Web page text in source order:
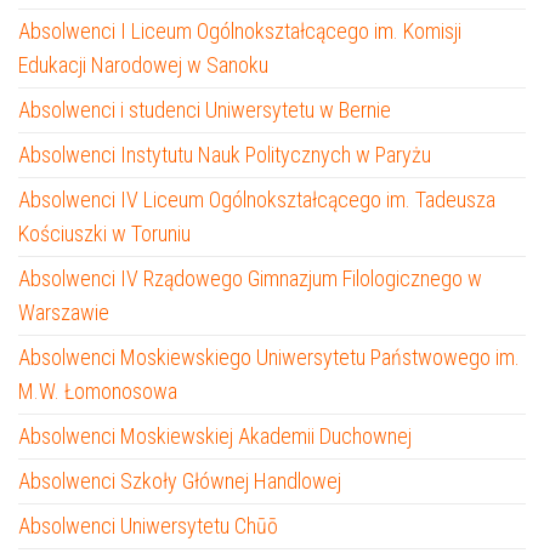
Absolwenci I Liceum Ogólnokształcącego im. Komisji
Edukacji Narodowej w Sanoku
Absolwenci i studenci Uniwersytetu w Bernie
Absolwenci Instytutu Nauk Politycznych w Paryżu
Absolwenci IV Liceum Ogólnokształcącego im. Tadeusza
Kościuszki w Toruniu
Absolwenci IV Rządowego Gimnazjum Filologicznego w
Warszawie
Absolwenci Moskiewskiego Uniwersytetu Państwowego im.
M.W. Łomonosowa
Absolwenci Moskiewskiej Akademii Duchownej
Absolwenci Szkoły Głównej Handlowej
Absolwenci Uniwersytetu Chūō